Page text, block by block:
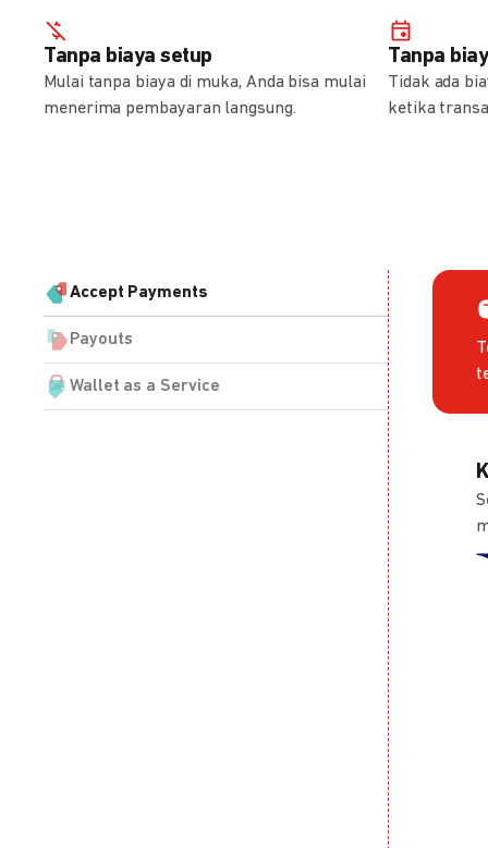
Tanpa biaya setup
Mulai tanpa biaya di muka, Anda bisa mulai
menerima pembayaran langsung.
Tanpa
Tidak ada
ketika
Accept Payments
Payouts
Wallet as a Service